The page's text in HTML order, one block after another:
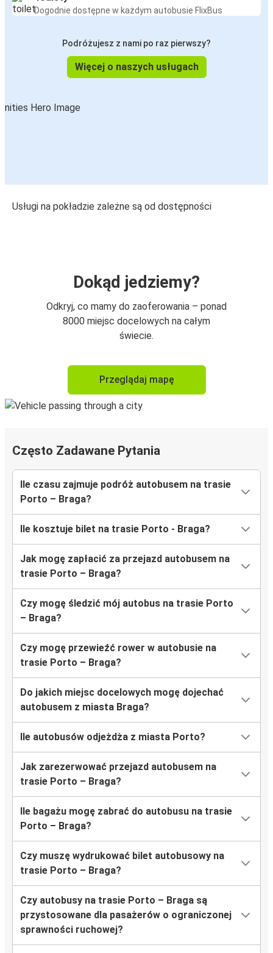
Dogodnie dostępne w każdym autobusie FlixBus
Podróżujesz z nami po raz pierwszy?
Więcej o naszych usługach
Usługi na pokładzie zależne są od dostępności
Dokąd jedziemy?
Odkryj, co mamy do zaoferowania – ponad
8000 miejsc docelowych na całym
świecie.
Przeglądaj mapę
Często Zadawane Pytania
Ile czasu zajmuje podróż autobusem na trasie
Porto – Braga?
Ile kosztuje bilet na trasie Porto - Braga?
Jak mogę zapłacić za przejazd autobusem na
trasie Porto – Braga?
Czy mogę śledzić mój autobus na trasie Porto
– Braga?
Czy mogę przewieźć rower w autobusie na
trasie Porto – Braga?
Do jakich miejsc docelowych mogę dojechać
autobusem z miasta Braga?
Ile autobusów odjeżdża z miasta Porto?
Jak zarezerwować przejazd autobusem na
trasie Porto – Braga?
Ile bagażu mogę zabrać do autobusu na trasie
Porto – Braga?
Czy muszę wydrukować bilet autobusowy na
trasie Porto – Braga?
Czy autobusy na trasie Porto – Braga są
przystosowane dla pasażerów o ograniczonej
sprawności ruchowej?